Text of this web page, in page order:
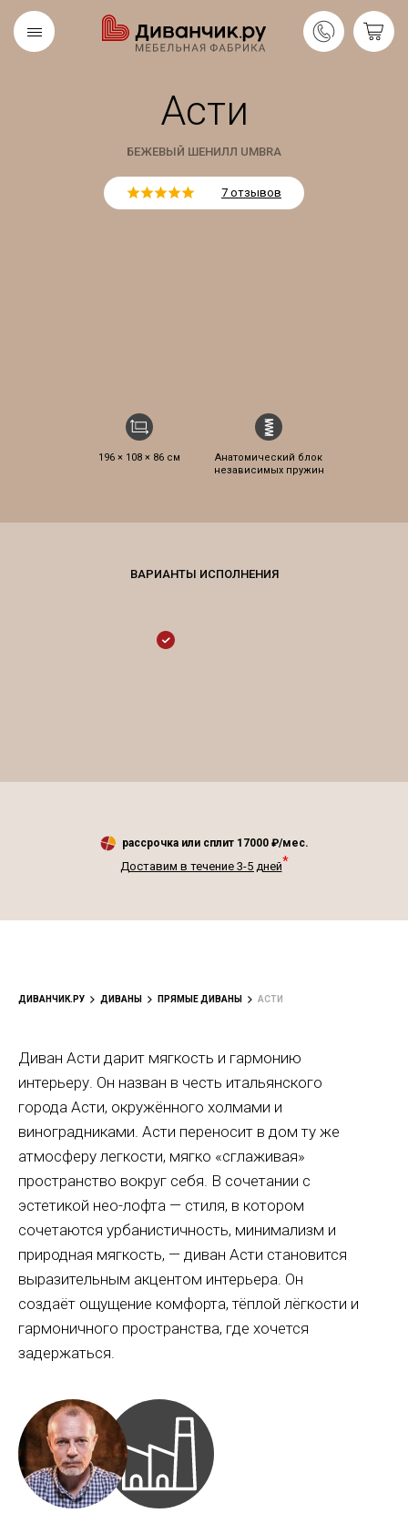
Асти
БЕЖЕВЫЙ ШЕНИЛЛ UMBRA
7 отзывов
196 × 108 × 86 см
Анатомический блок
независимых пружин
рассрочка или сплит 17000 ₽/мес.
Доставим в течение 3-5 дней*
ДИВАНЧИК.РУ ДИВАНЫ ПРЯМЫЕ ДИВАНЫ АСТИ
Диван Асти дарит мягкость и гармонию
интерьеру. Он назван в честь итальянского
города Асти, окружённого холмами и
виноградниками. Асти переносит в дом ту же
атмосферу легкости, мягко «сглаживая»
пространство вокруг себя. В сочетании с
эстетикой нео-лофта — стиля, в котором
сочетаются урбанистичность, минимализм и
природная мягкость, — диван Асти становится
выразительным акцентом интерьера. Он
создаёт ощущение комфорта, тёплой лёгкости и
гармоничного пространства, где хочется
задержаться.
Скандинавская